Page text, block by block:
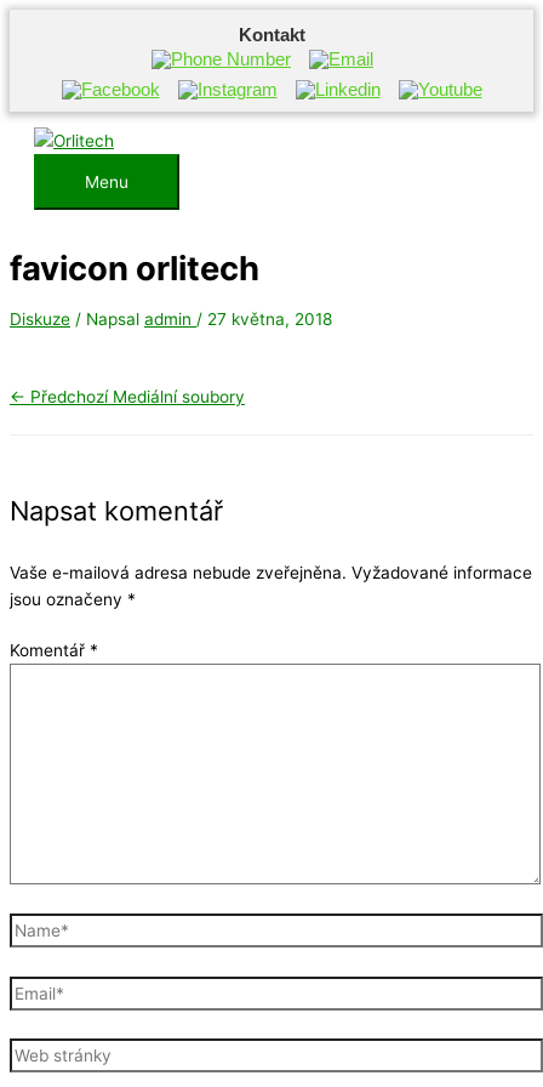
Kontakt
Přeskočit
Menu
Menu
favicon orlitech
Diskuze / Napsal admin / 27 května, 2018
← Předchozí Mediální soubory
Napsat komentář
Vaše e-mailová adresa nebude zveřejněna. Vyžadované informace
jsou označeny *
Komentář *
Name*
Email*
Web
stránky